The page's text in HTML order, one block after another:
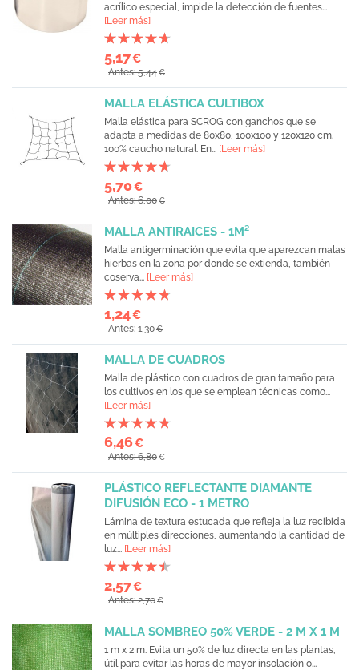
acrílico especial, impide la detección de fuentes...
[Leer más]
5,17€
Antes: 5,44€
MALLA ELÁSTICA CULTIBOX
Malla elástica para SCROG con ganchos que se
adapta a medidas de 80x80, 100x100 y 120x120 cm.
100% caucho natural. En... [Leer más]
5,70€
Antes: 6,00€
MALLA ANTIRAICES - 1M²
Malla antigerminación que evita que aparezcan malas
hierbas en la zona por donde se extienda, también
coserva... [Leer más]
1,24€
Antes: 1,30€
MALLA DE CUADROS
Malla de plástico con cuadros de gran tamaño para
los cultivos en los que se emplean técnicas como...
[Leer más]
6,46€
Antes: 6,80€
PLÁSTICO REFLECTANTE DIAMANTE
DIFUSIÓN ECO - 1 METRO
Lámina de textura estucada que refleja la luz recibida
en múltiples direcciones, aumentando la cantidad de
luz... [Leer más]
2,57€
Antes: 2,70€
MALLA SOMBREO 50% VERDE - 2 M X 1 M
1 m x 2 m. Evita un 50% de luz directa en las plantas,
útil para evitar las horas de mayor insolación o...